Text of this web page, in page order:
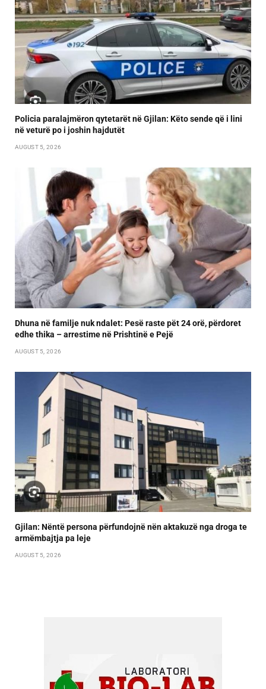
Policia paralajmëron qytetarët në Gjilan: Këto sende që i lini
në veturë po i joshin hajdutët
AUGUST 5, 2026
Dhuna në familje nuk ndalet: Pesë raste pët 24 orë, përdoret
edhe thika – arrestime në Prishtinë e Pejë
AUGUST 5, 2026
Gjilan: Nëntë persona përfundojnë nën aktakuzë nga droga te
armëmbajtja pa leje
AUGUST 5, 2026